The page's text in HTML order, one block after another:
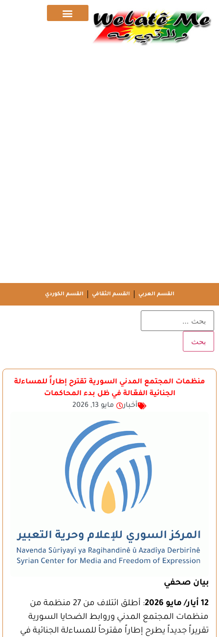
القسم العربي القسم الثقافي القسم الكوردي
منظمات المجتمع المدني السورية تقترح إطاراً للمساءلة
الجنائية الفعّالة في ظل بدء المحاكمات
أخبار
مايو 13, 2026
بيان صحفي
12 أيار/ مايو 2026
: أطلق ائتلاف من 27 منظمة من
منظمات المجتمع المدني وروابط الضحايا السورية
تقريراً جديداً يطرح إطاراً مقترحاً للمساءلة الجنائية في